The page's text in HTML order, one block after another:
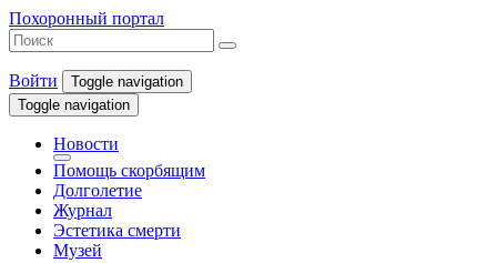
Похоронный портал
Войти
Toggle navigation
Toggle navigation
Новости
Помощь скорбящим
Долголетие
Журнал
Эстетика смерти
Музей